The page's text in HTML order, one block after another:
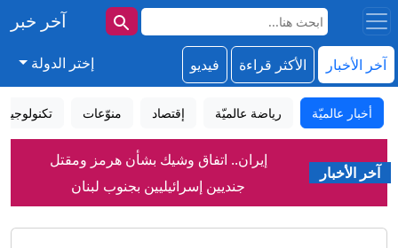
آخر خبر
آخر الأخبار الأكثر قراءة فيديو إختر الدولة
أخبار عالميّة رياضة عالميّة إقتصاد منوّعات تكنولوجيا
آخر الأخبار
إيران.. اتفاق وشيك بشأن هرمز ومقتل
جنديين إسرائيليين بجنوب لبنان
هجمات روسية تقتل 6 في أوكرانيا والدفاع